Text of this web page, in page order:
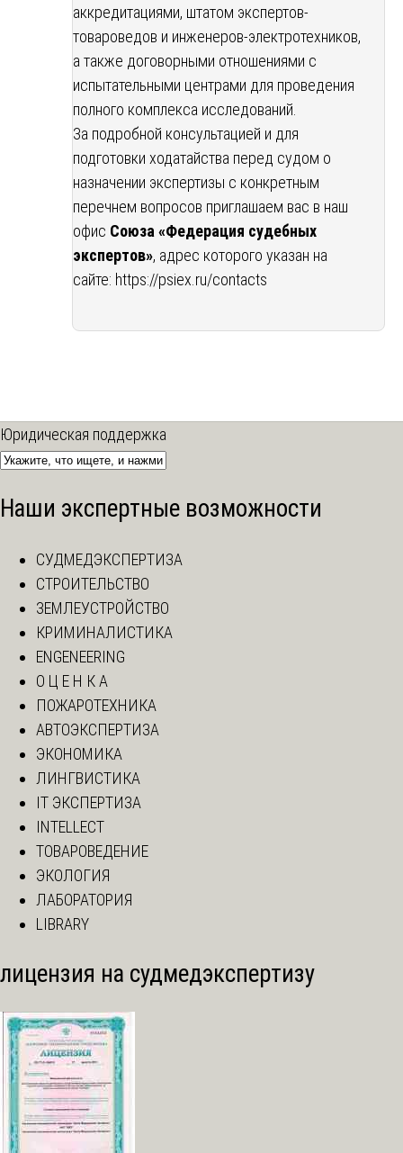
аккредитациями, штатом экспертов-
товароведов и инженеров-электротехников,
а также договорными отношениями с
испытательными центрами для проведения
полного комплекса исследований.
За подробной консультацией и для
подготовки ходатайства перед судом о
назначении экспертизы с конкретным
перечнем вопросов приглашаем вас в наш
офис Союза «Федерация судебных
экспертов», адрес которого указан на
сайте: https://psiex.ru/contacts
Юридическая поддержка
Наши экспертные возможности
СУДМЕДЭКСПЕРТИЗА
СТРОИТЕЛЬСТВО
ЗЕМЛЕУСТРОЙСТВО
КРИМИНАЛИСТИКА
ENGENEERING
О Ц Е Н К А
ПОЖАРОТЕХНИКА
АВТОЭКСПЕРТИЗА
ЭКОНОМИКА
ЛИНГВИСТИКА
IT ЭКСПЕРТИЗА
INTELLECT
ТОВАРОВЕДЕНИЕ
ЭКОЛОГИЯ
ЛАБОРАТОРИЯ
LIBRARY
лицензия на судмедэкспертизу